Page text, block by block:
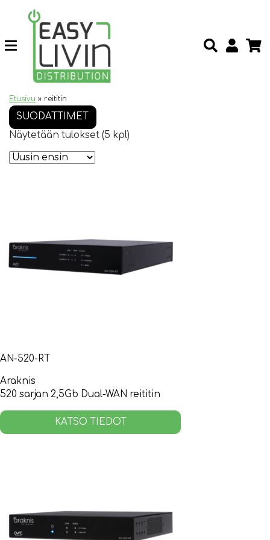
Etusivu » reititin
SUODATTIMET
Näytetään tulokset (5 kpl)
AN-520-RT
Araknis
520 sarjan 2,5Gb Dual-WAN reititin
KATSO TIEDOT